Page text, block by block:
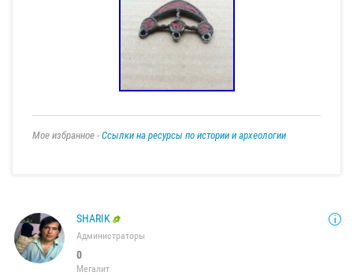
Мое избранное - Ссылки на ресурсы по истории и археологии
SHARIK
Администраторы
0
Мегалит